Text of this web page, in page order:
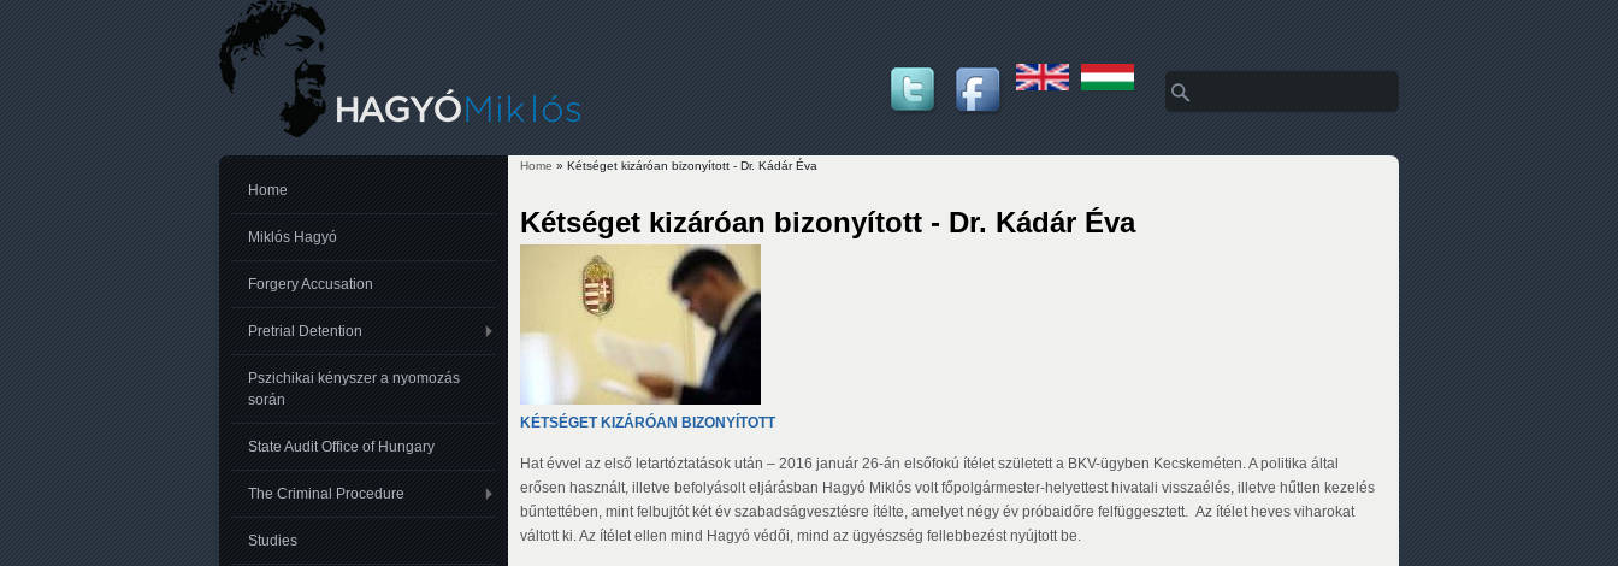
Search form
Search
Home » Kétséget kizáróan bizonyított - Dr. Kádár Éva
Kétséget kizáróan bizonyított - Dr. Kádár Éva
KÉTSÉGET KIZÁRÓAN BIZONYÍTOTT
Hat évvel az első letartóztatások után – 2016 január 26-án elsőfokú ítélet született a BKV-ügyben Kecskeméten. A politika által
erősen használt, illetve befolyásolt eljárásban Hagyó Miklós volt főpolgármester-helyettest hivatali visszaélés, illetve hűtlen kezelés
bűntettében, mint felbujtót két év szabadságvesztésre ítélte, amelyet négy év próbaidőre felfüggesztett. Az ítélet heves viharokat
váltott ki. Az ítélet ellen mind Hagyó védői, mind az ügyészség fellebbezést nyújtott be.
Home
Miklós Hagyó
Forgery Accusation
Pretrial Detention
Pszichikai kényszer a nyomozás
során
State Audit Office of Hungary
The Criminal Procedure
Studies